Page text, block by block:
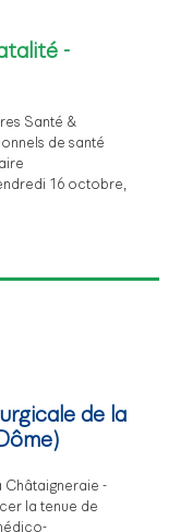
-
Santé &
de santé
16 octobre,
de la
Châtaigneraie -
la tenue de